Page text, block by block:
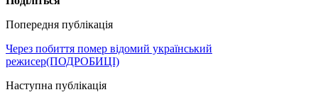
Попередня публікація
Через побиття помер відомий український
режисер(ПОДРОБИЦІ)
Наступна публікація